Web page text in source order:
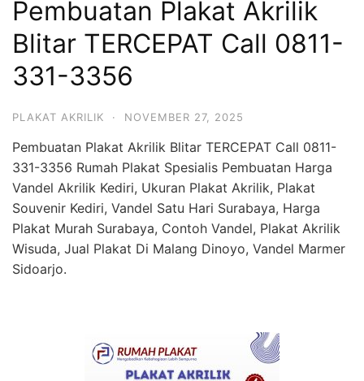
Pembuatan Plakat Akrilik
Blitar TERCEPAT Call 0811-
331-3356
PLAKAT AKRILIK · NOVEMBER 27, 2025
Pembuatan Plakat Akrilik Blitar TERCEPAT Call 0811-
331-3356 Rumah Plakat Spesialis Pembuatan Harga
Vandel Akrilik Kediri, Ukuran Plakat Akrilik, Plakat
Souvenir Kediri, Vandel Satu Hari Surabaya, Harga
Plakat Murah Surabaya, Contoh Vandel, Plakat Akrilik
Wisuda, Jual Plakat Di Malang Dinoyo, Vandel Marmer
Sidoarjo.